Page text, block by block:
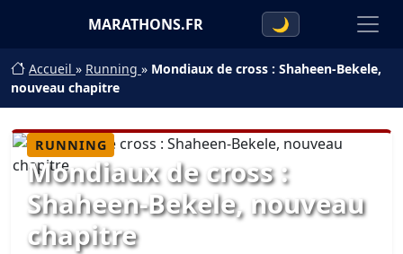
MARATHONS.FR 🌙
Accueil » Running » Mondiaux de cross : Shaheen-Bekele,
nouveau chapitre
RUNNING
Mondiaux de cross :
Shaheen-Bekele, nouveau
chapitre